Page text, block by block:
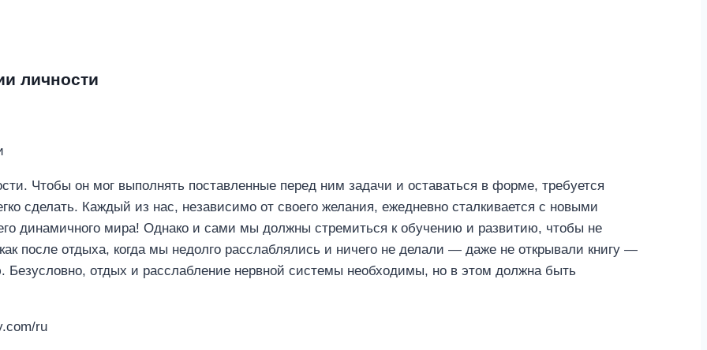
личности
Чтобы он мог выполнять поставленные перед ним задачи и оставаться в форме, требуется
сделать. Каждый из нас, независимо от своего желания, ежедневно сталкивается с новыми
динамичного мира! Однако и сами мы должны стремиться к обучению и развитию, чтобы не
после отдыха, когда мы недолго расслаблялись и ничего не делали — даже не открывали книгу —
отдых и расслабление нервной системы необходимы, но в этом должна быть
ru